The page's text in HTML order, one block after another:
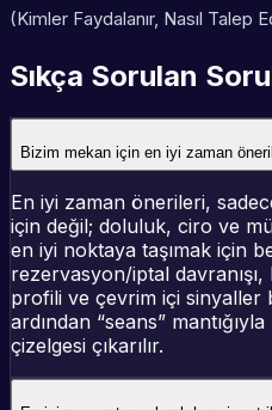
(Kimler Faydalanır, Nasıl Talep
Sıkça Sorulan
Bizim mekan için en iyi zaman
En iyi zaman önerileri,
için değil; doluluk, ciro ve
en iyi noktaya taşımak için
rezervasyon/iptal
profili ve çevrim içi sinyaller
ardından “seans”
çizelgesi çıkarılır.